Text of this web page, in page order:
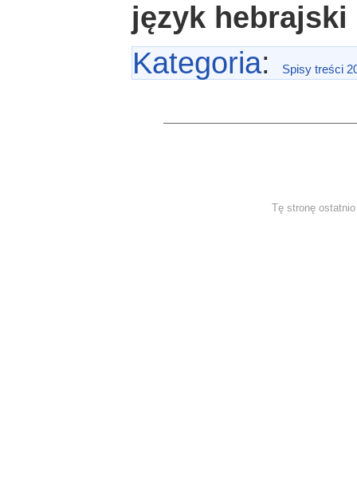
język hebrajski
Kategoria: Spisy treści
Tę stronę